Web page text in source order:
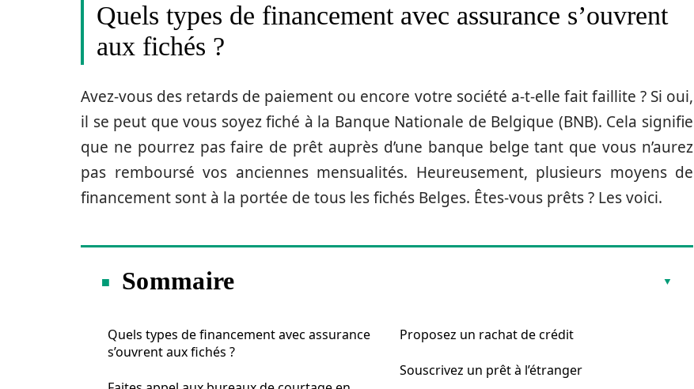
Quels types de financement avec assurance s’ouvrent
aux fichés ?
Avez-vous des retards de paiement ou encore votre société a-t-elle fait faillite ? Si oui,
il se peut que vous soyez fiché à la Banque Nationale de Belgique (BNB). Cela signifie
que ne pourrez pas faire de prêt auprès d’une banque belge tant que vous n’aurez
pas remboursé vos anciennes mensualités. Heureusement, plusieurs moyens de
financement sont à la portée de tous les fichés Belges. Êtes-vous prêts ? Les voici.
Sommaire
Quels types de financement avec assurance
s’ouvrent aux fichés ?
Proposez un rachat de crédit
Souscrivez un prêt à l’étranger